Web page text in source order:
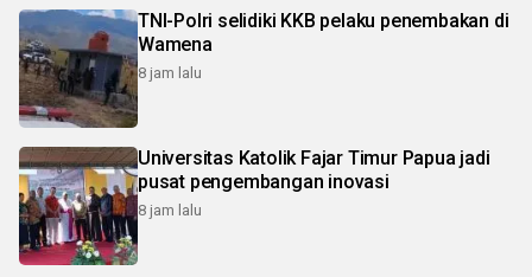
TNI-Polri selidiki KKB pelaku penembakan di
Wamena
8 jam lalu
Universitas Katolik Fajar Timur Papua jadi
pusat pengembangan inovasi
8 jam lalu